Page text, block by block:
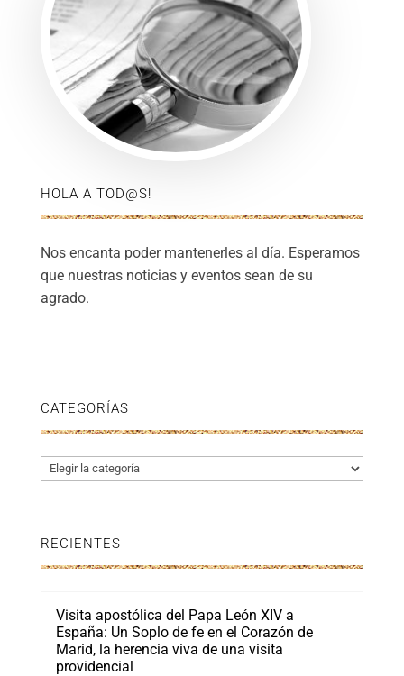
HOLA A TOD@S!
Nos encanta poder mantenerles al día. Esperamos
que nuestras noticias y eventos sean de su
agrado.
CATEGORÍAS
Categorías
RECIENTES
Visita apostólica del Papa León XIV a
España: Un Soplo de fe en el Corazón de
Marid, la herencia viva de una visita
providencial